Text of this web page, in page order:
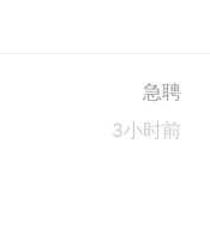
急聘
3小时前